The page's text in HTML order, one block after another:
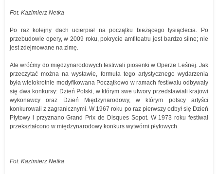
Fot. Kazimierz Netka
Po raz kolejny dach ucierpiał na początku bieżącego tysiąclecia. Po
przebudowie opery, w 2009 roku, pokrycie amfiteatru jest bardzo silne; nie
jest zdejmowane na zimę.
Ale wróćmy do międzynarodowych festiwali piosenki w Operze Leśnej. Jak
przeczytać można na wystawie, formuła tego artystycznego wydarzenia
była wielokrotnie modyfikowana Początkowo w ramach festiwalu odbywały
się dwa konkursy: Dzień Polski, w którym swe utwory przedstawiali krajowi
wykonawcy oraz Dzień Międzynarodowy, w którym polscy artyści
konkurowali z zagranicznymi. W 1967 roku po raz pierwszy odbył się Dzień
Płytowy i przyznano Grand Prix de Disques Sopot. W 1973 roku festiwal
przekształcono w międzynarodowy konkurs wytwórni płytowych.
Fot. Kazimierz Netka